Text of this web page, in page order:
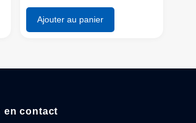
Ajouter au panier
en contact